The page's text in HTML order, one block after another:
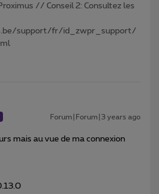
// Conseil 2: Consultez les
support/fr/id_zwpr_support/
Forum|Forum|3 years ago
mais au vue de ma connexion